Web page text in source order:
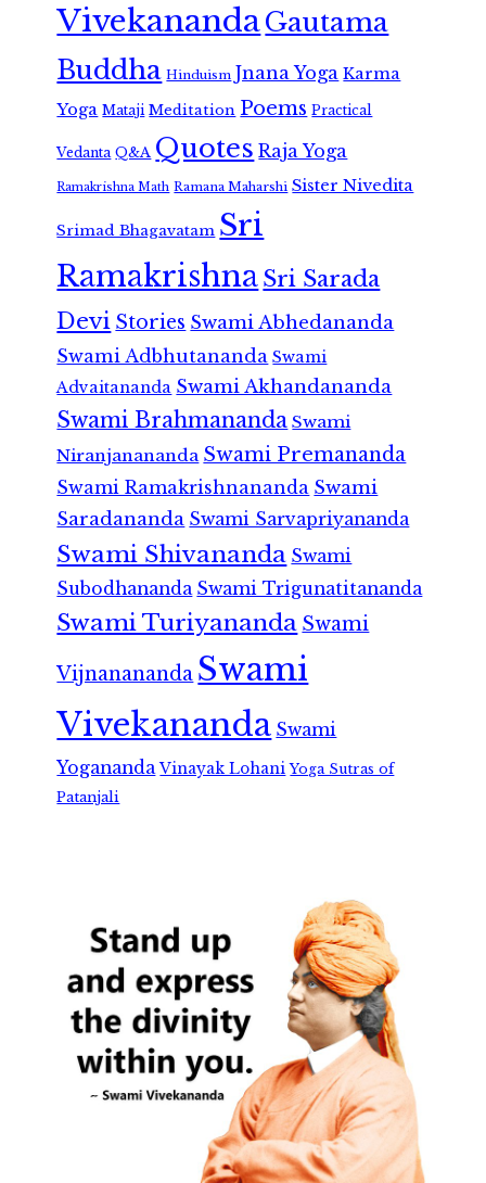
VivekanandaGautama
Buddha Hinduism Jnana Yoga Karma
Yoga Mataji Meditation Poems Practical
Vedanta Q&A Quotes Raja Yoga
Ramakrishna Math Ramana Maharshi Sister Nivedita
Srimad Bhagavatam Sri
RamakrishnaSri Sarada
Devi Stories Swami Abhedananda
Swami Adbhutananda Swami
Advaitananda Swami Akhandananda
Swami Brahmananda Swami
Niranjanananda Swami Premananda
Swami Ramakrishnananda Swami
Saradananda Swami Sarvapriyananda
Swami Shivananda Swami
Subodhananda Swami Trigunatitananda
Swami Turiyananda Swami
Vijnanananda Swami
Vivekananda Swami
Yogananda Vinayak Lohani Yoga Sutras of
Patanjali